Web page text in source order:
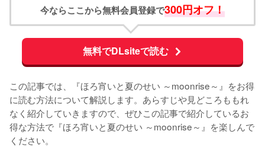
今ならここから無料会員登録で300円オフ！
無料でDLsiteで読む
この記事では、『ほろ宵いと夏のせい ～moonrise～』をお得
に読む方法について解説します。あらすじや見どころももれ
なく紹介していきますので、ぜひこの記事で紹介しているお
得な方法で『ほろ宵いと夏のせい ～moonrise～』を楽しんで
ください。